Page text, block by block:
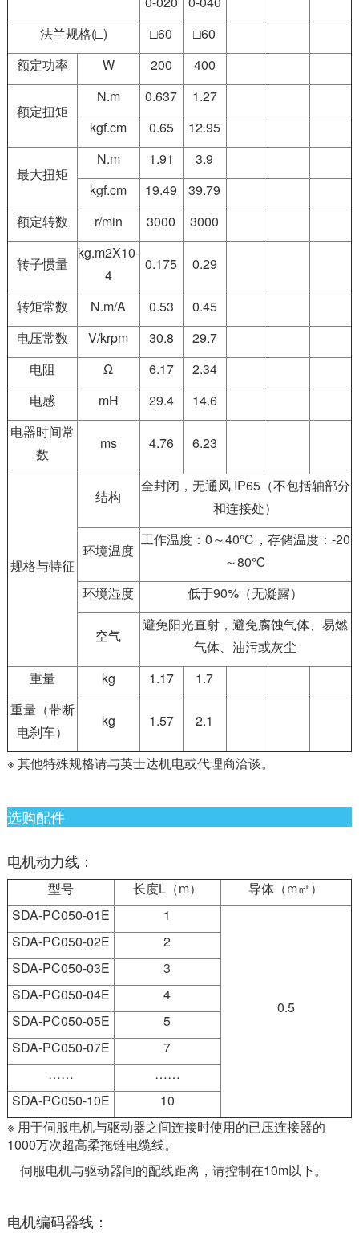
法兰规格(□)
□60
□60
额定功率
W 200 400
额定扭矩
N.m 0.637
1.27
kgf.cm
0.65 12.95
最大扭矩
N.m 1.91
3.9
kgf.cm
19.49
39.79
额定转数
r/min 3000 3000
转子惯量
kg.m2X10-
4
0.175 0.29
转矩常数 N.m/A 0.53
0.45
电压常数
V/krpm 30.8
29.7
电阻
Ω 6.17
2.34
电感
mH 29.4
14.6
电器时间常
数
ms 4.76 6.23
规格与特征
结构
全封闭，无通风 IP65（不包括轴部分
和连接处）
环境温度
工作温度：0～40℃，存储温度：-20
～80℃
环境湿度
低于90%（无凝露）
空气
避免阳光直射，避免腐蚀气体、易燃
气体、油污或灰尘
重量
kg 1.17
1.7
重量（带断
电刹车）
kg 1.57 2.1
※ 其他特殊规格请与英士达机电或代理商洽谈。
选购配件
电机动力线：
型号 长度L（m）
导体（m㎡）
SDA-PC050-01E
1
0.5
SDA-PC050-02E
2
SDA-PC050-03E
3
SDA-PC050-04E
4
SDA-PC050-05E
5
SDA-PC050-07E
7
……
……
SDA-PC050-10E
10
※ 用于伺服电机与驱动器之间连接时使用的已压连接器的
1000万次超高柔拖链电缆线。
伺服电机与驱动器间的配线距离，请控制在10m以下。
电机编码器线：